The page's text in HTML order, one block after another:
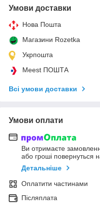
Умови доставки
Нова Пошта
Магазини Rozetka
Укрпошта
Meest ПОШТА
Всі умови доставки
Умови оплати
Ви отримаєте
або гроші повернуться
Детальніше
Оплатити частинами
Післяплата